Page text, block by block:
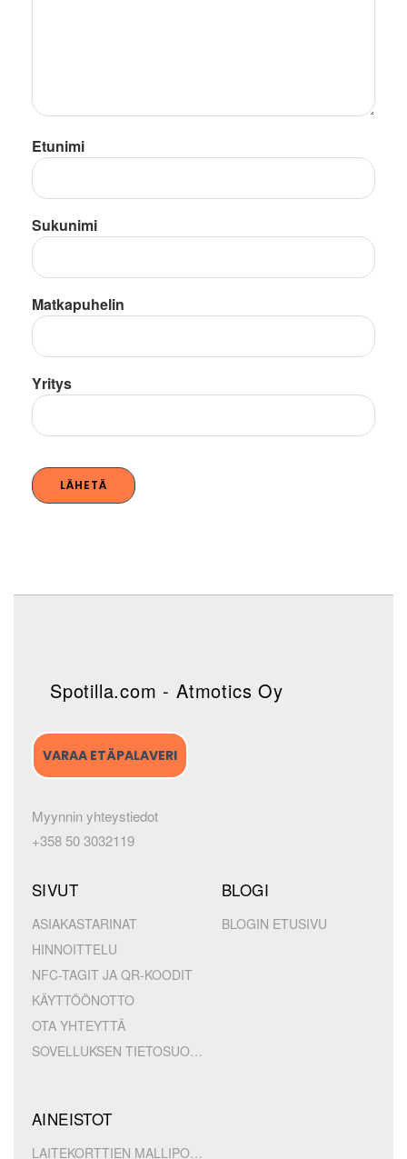
Etunimi
Sukunimi
Matkapuhelin
Yritys
Spotilla.com - Atmotics Oy
VARAA ETÄPALAVERI
Myynnin yhteystiedot
+358 50 3032119
SIVUT
ASIAKASTARINAT
HINNOITTELU
NFC-TAGIT JA QR-KOODIT
KÄYTTÖÖNOTTO
OTA YHTEYTTÄ
SOVELLUKSEN TIETOSUOJA
BLOGI
BLOGIN ETUSIVU
AINEISTOT
LAITEKORTTIEN MALLIPOHJAT